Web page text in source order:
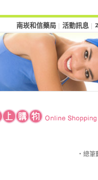
南崁和信藥局 活動訊息
‧總筆